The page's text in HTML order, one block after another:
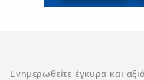
Ενημερωθείτε έγκυρα και